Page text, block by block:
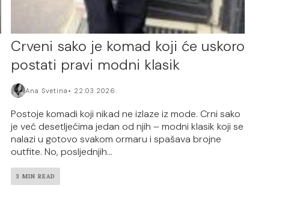
Crveni sako je komad koji će uskoro
postati pravi modni klasik
Ana Svetina 22.03.2026.
Postoje komadi koji nikad ne izlaze iz mode. Crni sako
je već desetljećima jedan od njih – modni klasik koji se
nalazi u gotovo svakom ormaru i spašava brojne
outfite. No, posljednjih...
3 MIN READ